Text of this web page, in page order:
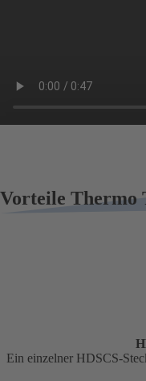
Vorteile Thermo
Ein einzelner HDSCS-